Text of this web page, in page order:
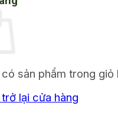
có sản phẩm trong giỏ
trở lại cửa hàng